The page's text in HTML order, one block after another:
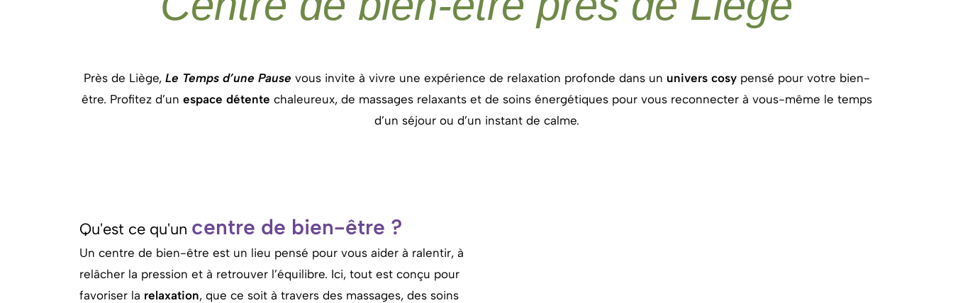
Près de Liège, Le Temps d’une Pause vous invite à vivre une expérience de relaxation profonde dans un univers cosy pensé pour votre bien-
être. Profitez d’un espace détente chaleureux, de massages relaxants et de soins énergétiques pour vous reconnecter à vous-même le temps
d’un séjour ou d’un instant de calme.
Qu'est ce qu'un centre de bien-être ?
Un centre de bien-être est un lieu pensé pour vous aider à ralentir, à
relâcher la pression et à retrouver l’équilibre. Ici, tout est conçu pour
favoriser la relaxation, que ce soit à travers des massages, des soins